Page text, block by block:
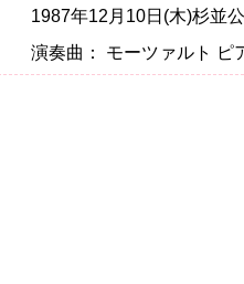
1987年12月10日(木)杉並
演奏曲： モーツァルト ピ